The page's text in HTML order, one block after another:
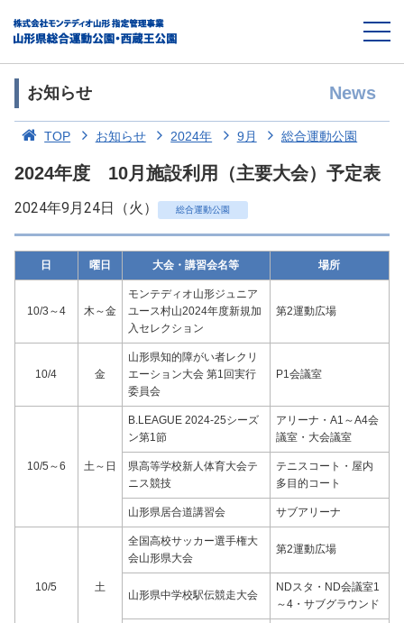
お知らせ News
TOP お知らせ 2024年 9月 総合運動公園
2024年度 10月施設利用（主要大会）予定表
2024年9月24日（火） 総合運動公園
日 曜日 大会・講習会名等 場所
10/3～4 木～金
モンテディオ山形ジュニア
ユース村山2024年度新規加
入セレクション
第2運動広場
10/4 金
山形県知的障がい者レクリ
エーション大会 第1回実行
委員会
P1会議室
10/5～6 土～日
B.LEAGUE 2024-25シーズ
ン第1節
アリーナ・A1～A4会
議室・大会議室
県高等学校新人体育大会テ
ニス競技
テニスコート・屋内
多目的コート
山形県居合道講習会 サブアリーナ
10/5 土
全国高校サッカー選手権大
会山形県大会
第2運動広場
山形県中学校駅伝競走大会
NDスタ・ND会議室1
～4・サブグラウンド